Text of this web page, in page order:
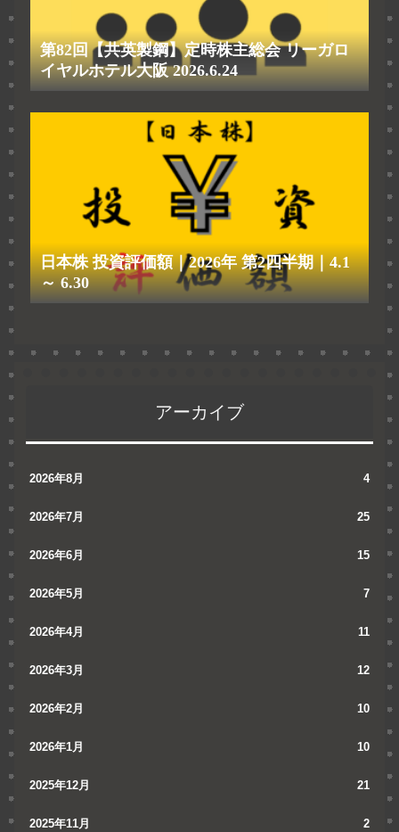
第82回【共英製鋼】定時株主総会 リーガロ
イヤルホテル大阪 2026.6.24
日本株 投資評価額｜2026年 第2四半期｜4.1
～ 6.30
アーカイブ
2026年8月 4
2026年7月 25
2026年6月 15
2026年5月 7
2026年4月 11
2026年3月 12
2026年2月 10
2026年1月 10
2025年12月 21
2025年11月 2